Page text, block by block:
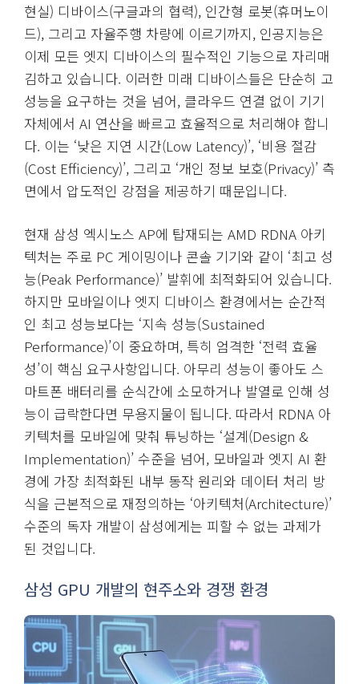
현실) 디바이스(구글과의 협력), 인간형 로봇(휴머노이
드), 그리고 자율주행 차량에 이르기까지, 인공지능은
이제 모든 엣지 디바이스의 필수적인 기능으로 자리매
김하고 있습니다. 이러한 미래 디바이스들은 단순히 고
성능을 요구하는 것을 넘어, 클라우드 연결 없이 기기
자체에서 AI 연산을 빠르고 효율적으로 처리해야 합니
다. 이는 ‘낮은 지연 시간(Low Latency)’, ‘비용 절감
(Cost Efficiency)’, 그리고 ‘개인 정보 보호(Privacy)’ 측
면에서 압도적인 강점을 제공하기 때문입니다.
현재 삼성 엑시노스 AP에 탑재되는 AMD RDNA 아키
텍처는 주로 PC 게이밍이나 콘솔 기기와 같이 ‘최고 성
능(Peak Performance)’ 발휘에 최적화되어 있습니다.
하지만 모바일이나 엣지 디바이스 환경에서는 순간적
인 최고 성능보다는 ‘지속 성능(Sustained
Performance)’이 중요하며, 특히 엄격한 ‘전력 효율
성’이 핵심 요구사항입니다. 아무리 성능이 좋아도 스
마트폰 배터리를 순식간에 소모하거나 발열로 인해 성
능이 급락한다면 무용지물이 됩니다. 따라서 RDNA 아
키텍처를 모바일에 맞춰 튜닝하는 ‘설계(Design &
Implementation)’ 수준을 넘어, 모바일과 엣지 AI 환
경에 가장 최적화된 내부 동작 원리와 데이터 처리 방
식을 근본적으로 재정의하는 ‘아키텍처(Architecture)’
수준의 독자 개발이 삼성에게는 피할 수 없는 과제가
된 것입니다.
삼성 GPU 개발의 현주소와 경쟁 환경